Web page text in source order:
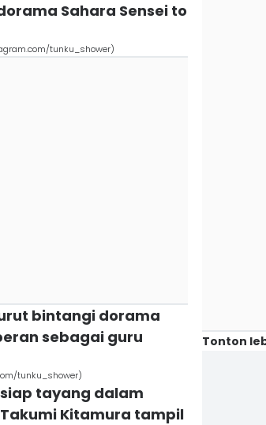
Sahara Sensei to
tunku_shower)
bintangi dorama
sebagai guru
tunku_shower)
siap tayang dalam
Kitamura tampil
Tonton